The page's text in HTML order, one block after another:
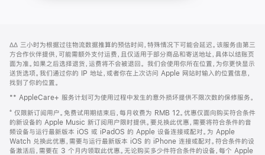
页
页
脚
注
∆∆ 三小时为根据过往物流数据推算的预估时间，特殊情况下可能会延迟。该服务由第三
方合作伙伴提供，可能需额外支付运费，且仅适用于部分商品和寄送地址，具体以结账页
面为准。如果之后选择退货，运费将不会被退回。 我们会使用你所在位置，为你更快显示
送货选项。我们通过你的 IP 地址，或者你在上次访问 Apple 网站时输入的位置信息，
找到了你的位置。
** AppleCare+ 服务计划可为使用过程中发生的意外损坏提供不限次数的保修服务。
⁺ 仅限新订阅用户。免费试用期结束后，每月收费为 RMB 12。优惠仅面向购买符合条件
的新设备的 Apple Music 新订阅用户限时提供。要兑换此优惠，需要将符合条件的音
频设备与运行最新版本 iOS 或 iPadOS 的 Apple 设备连接或配对。为 Apple
Watch 兑换此优惠，需要与运行最新版本 iOS 的 iPhone 连接或配对。符合条件的设
备激活后，需要在 3 个月内领取此优惠。无论购买多少件符合条件的设备，每个 Apple